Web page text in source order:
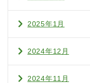
2025年1月
2024年12月
2024年11月